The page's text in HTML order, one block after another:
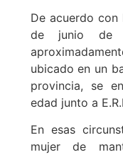
De acuerdo con
de junio de
ubicado en un
provincia, se
edad junto a
En esas
mujer de